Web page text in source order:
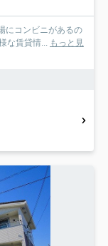
にコンビニがあるの
な賃貸情...
もっと見